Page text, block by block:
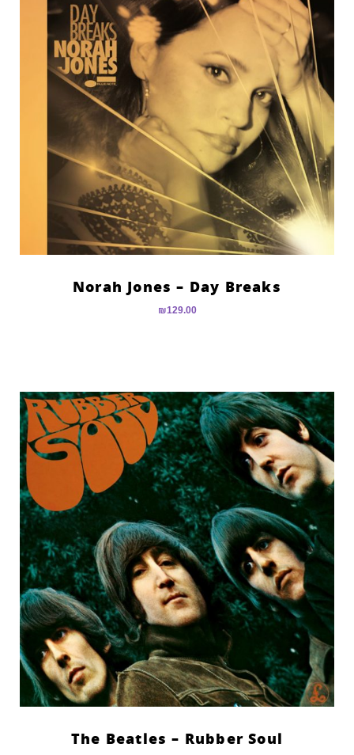
Norah Jones – Day Breaks
₪129.00
The Beatles – Rubber Soul